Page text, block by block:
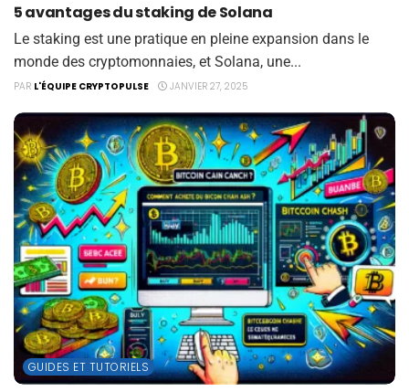
5 avantages du staking de Solana
Le staking est une pratique en pleine expansion dans le
monde des cryptomonnaies, et Solana, une...
PAR L'ÉQUIPE CRYPTOPULSE JANVIER 27, 2025
GUIDES ET TUTORIELS